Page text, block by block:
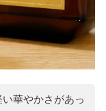
華やかさがあっ